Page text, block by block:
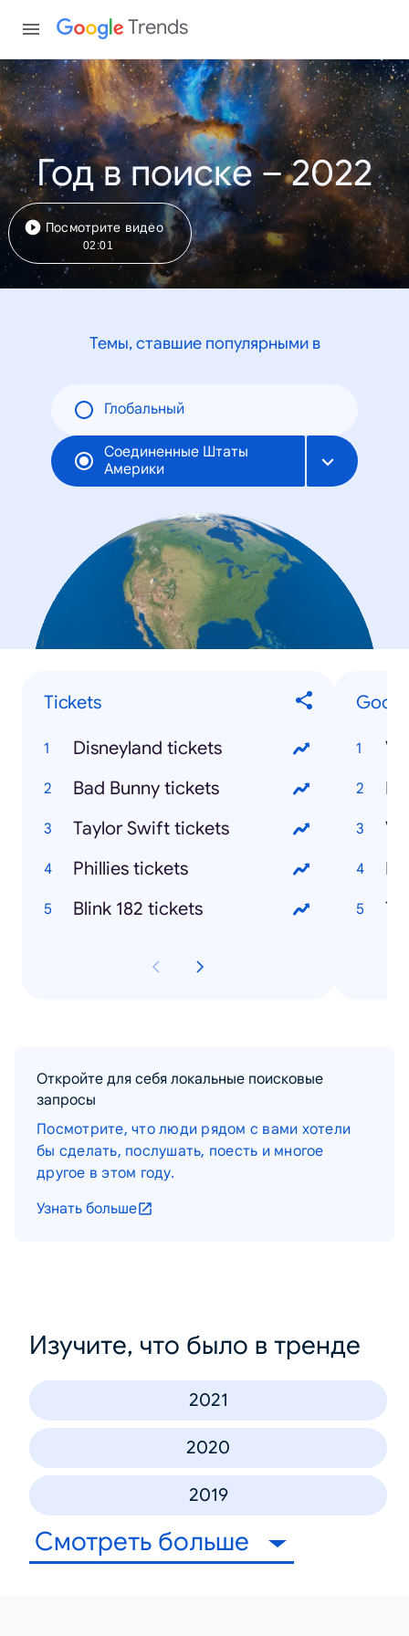
Trends
Год в поиске – 2022
Посмотрите видео
02:01
Темы, ставшие популярными в
Глобальный
Соединенные Штаты
Америки
Tickets
Disneyland tickets
Bad Bunny tickets
Taylor Swift tickets
Phillies tickets
Blink 182 tickets
Откройте для себя локальные поисковые
запросы
Посмотрите, что люди рядом с вами хотели
бы сделать, послушать, поесть и многое
другое в этом году.
Узнать больше
Изучите, что было в тренде
2021
2020
2019
Смотреть больше